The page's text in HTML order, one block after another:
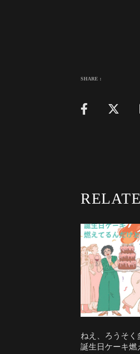
SHARE :
ねえ、ろうそく
誕生日ケーキ燃